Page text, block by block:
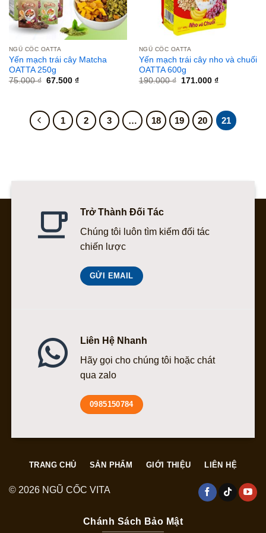
NGŨ CỐC OATTA
Yến mạch trái cây Matcha
OATTA 250g
75.000₫ Giá
67.500 ₫Giá
67.500 ₫.
NGŨ CỐC OATTA
Yến mạch trái cây nho và chuối
OATTA 600g
190.000₫
Giá
171.000 ₫Giá
171.000 ₫.
1 2 3 … 18 19 20 21
Trở Thành Đối Tác
Chúng tôi luôn tìm kiếm đối tác
chiến lược
GỬI EMAIL
Liên Hệ Nhanh
Hãy gọi cho chúng tôi hoặc chát
qua zalo
0985150784
© 2026 NGŨ CỐC VITA
TRANG CHỦ SẢN PHẨM GIỚI THIỆU LIÊN HỆ
Chánh Sách Bảo Mật